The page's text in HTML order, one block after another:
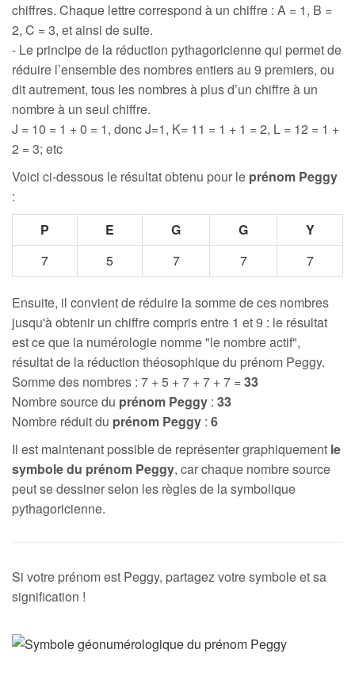
chiffres. Chaque lettre correspond à un chiffre : A = 1, B =
2, C = 3, et ainsi de suite.
- Le principe de la réduction pythagoricienne qui permet de
réduire l’ensemble des nombres entiers au 9 premiers, ou
dit autrement, tous les nombres à plus d’un chiffre à un
nombre à un seul chiffre.
J = 10 = 1 + 0 = 1, donc J=1, K= 11 = 1 + 1 = 2, L = 12 = 1 +
2 = 3; etc
Voici ci-dessous le résultat obtenu pour le prénom Peggy
:
P
E G G
Y
7
5 7 7 7
Ensuite, il convient de réduire la somme de ces nombres
jusqu'à obtenir un chiffre compris entre 1 et 9 : le résultat
est ce que la numérologie nomme "le nombre actif",
résultat de la réduction théosophique du prénom Peggy.
Somme des nombres : 7 + 5 + 7 + 7 + 7 =33
Nombre source du prénom Peggy : 33
Nombre réduit du prénom Peggy : 6
Il est maintenant possible de représenter graphiquement le
symbole du prénom Peggy, car chaque nombre source
peut se dessiner selon les règles de la symbolique
pythagoricienne.
Si votre prénom est Peggy, partagez votre symbole et sa
signification !